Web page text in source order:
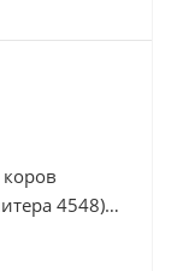
4548)